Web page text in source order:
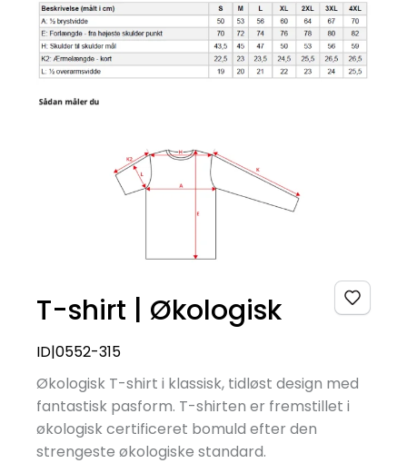
T-shirt | Økologisk
ID|0552-315
Økologisk T-shirt i klassisk, tidløst design med
fantastisk pasform. T-shirten er fremstillet i
økologisk certificeret bomuld efter den
strengeste økologiske standard.